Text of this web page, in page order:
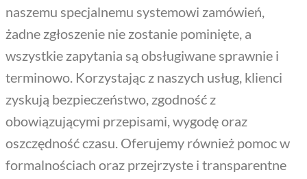
naszemu specjalnemu systemowi zamówień,
żadne zgłoszenie nie zostanie pominięte, a
wszystkie zapytania są obsługiwane sprawnie i
terminowo. Korzystając z naszych usług, klienci
zyskują bezpieczeństwo, zgodność z
obowiązującymi przepisami, wygodę oraz
oszczędność czasu. Oferujemy również pomoc w
formalnościach oraz przejrzyste i transparentne